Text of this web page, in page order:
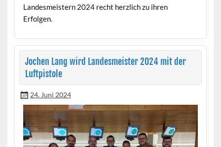
Landesmeistern 2024 recht herzlich zu ihren
Erfolgen.
Jochen Lang wird Landesmeister 2024 mit der
Luftpistole
24. Juni 2024